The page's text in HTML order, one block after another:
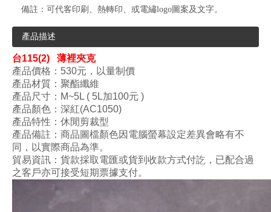
備註： 可代客印刷、熱轉印、或電繡logo圖案及文字。
產品描述
台115(2) 薄裡夾克
產品價格：530元，以量制價
產品材質：聚酯纖維
產品尺寸 ：M~5L ( 5L加100元 )
產品顏色：深紅(AC1050)
產品特性：休閒剪裁型
產品備註：商品圖檔顏色因電腦螢幕設定差異會略有不
同，以實際商品為準。
貿易資訊：貨款採取電匯或貨到收款方式付訖，已配合過
之客戶亦可接受短期票據支付。